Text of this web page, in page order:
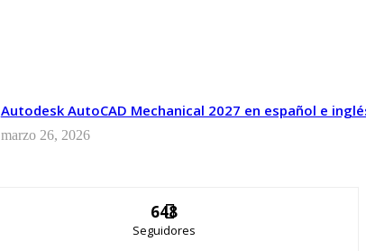
Autodesk AutoCAD Mechanical 2027 en español e
marzo 26, 2026
648
Seguidores